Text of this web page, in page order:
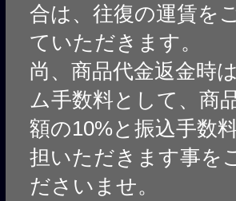
合は、往復の運賃を
ていただきます。
尚、商品代金返金時
ム手数料として、商
額の10%と振込手数
担いただきます事を
ださいませ。